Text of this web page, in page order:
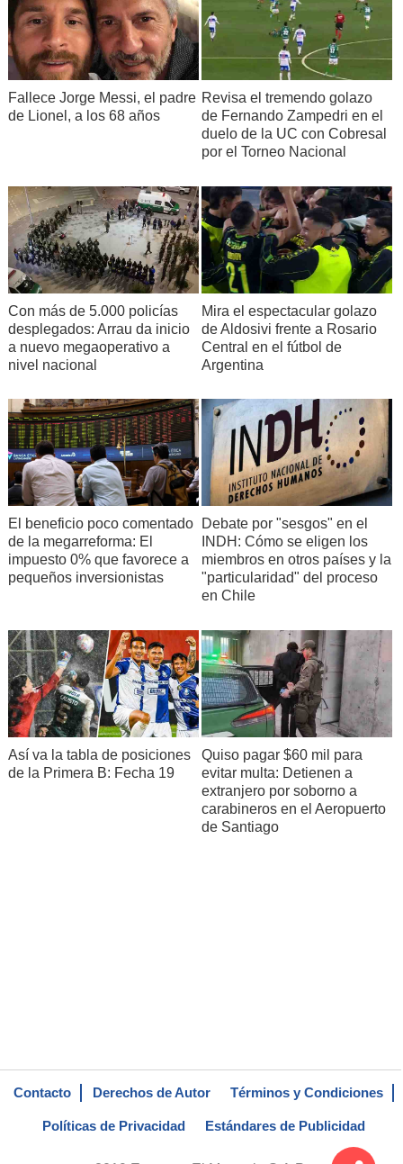
Fallece Jorge Messi, el padre
de Lionel, a los 68 años
Revisa el tremendo golazo
de Fernando Zampedri en el
duelo de la UC con Cobresal
por el Torneo Nacional
Con más de 5.000 policías
desplegados: Arrau da inicio
a nuevo megaoperativo a
nivel nacional
Mira el espectacular golazo
de Aldosivi frente a Rosario
Central en el fútbol de
Argentina
El beneficio poco comentado
de la megarreforma: El
impuesto 0% que favorece a
pequeños inversionistas
Debate por "sesgos" en el
INDH: Cómo se eligen los
miembros en otros países y la
"particularidad" del proceso
en Chile
Así va la tabla de posiciones
de la Primera B: Fecha 19
Quiso pagar $60 mil para
evitar multa: Detienen a
extranjero por soborno a
carabineros en el Aeropuerto
de Santiago
Contacto Derechos de Autor Términos y Condiciones
Políticas de Privacidad Estándares de Publicidad